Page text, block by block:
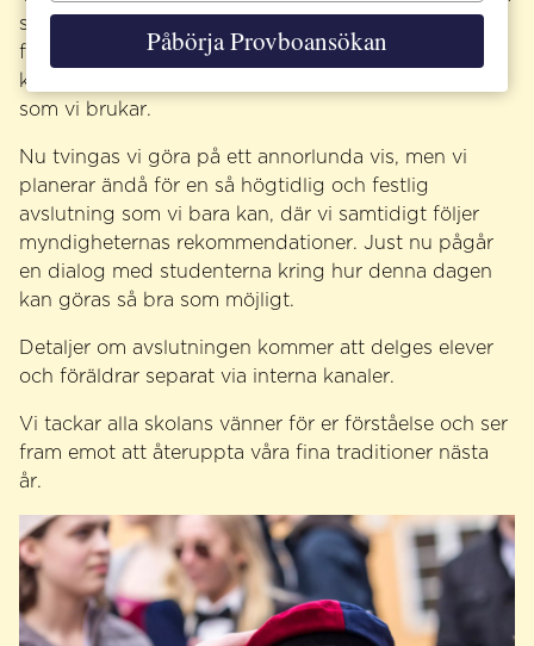
studentdagen fylls skolan med hundratals gäster
från hela världen. Men i år kommer vi tyvärr inte att
kunna fira skolavslutning och student på det sätt
som vi brukar.
Nu tvingas vi göra på ett annorlunda vis, men vi
planerar ändå för en så högtidlig och festlig
avslutning som vi bara kan, där vi samtidigt följer
myndigheternas rekommendationer. Just nu pågår
en dialog med studenterna kring hur denna dagen
kan göras så bra som möjligt.
Detaljer om avslutningen kommer att delges elever
och föräldrar separat via interna kanaler.
Vi tackar alla skolans vänner för er förståelse och ser
fram emot att återuppta våra fina traditioner nästa
år.
email
Påbörja Provboansökan